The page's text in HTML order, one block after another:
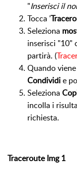
"Inserisci il
Tocca '
Seleziona
inserisci "10"
partirà. (
Quando
Condividie
Seleziona
incolla i
richiesta.
Traceroute Img 1